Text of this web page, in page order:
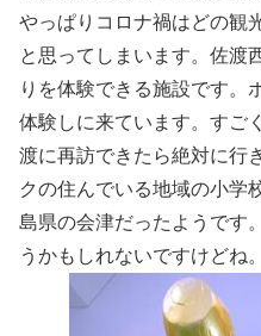
やっぱりコロナ禍はどの観
と思ってしまいます。佐渡
りを体験できる施設です。
体験しに来ています。すご
渡に再訪できたら絶対に行
クの住んでいる地域の小学
島県の会津だったようです
うかもしれないですけどね。